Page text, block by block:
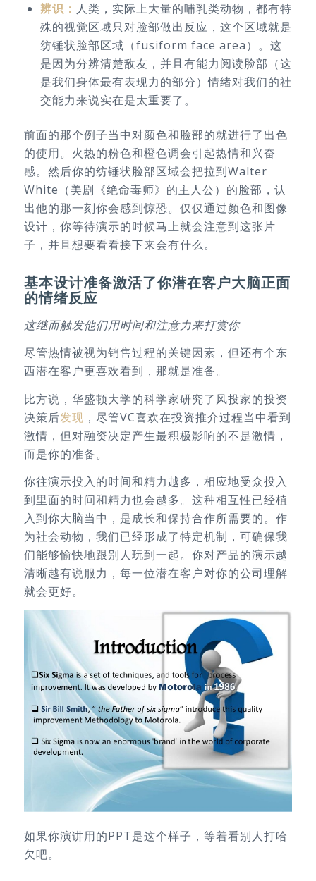
辨识： 人类，实际上大量的哺乳类动物，都有特
殊的视觉区域只对脸部做出反应，这个区域就是
纺锤状脸部区域（fusiform face area）。这
是因为分辨清楚敌友，并且有能力阅读脸部（这
是我们身体最有表现力的部分）情绪对我们的社
交能力来说实在是太重要了。
前面的那个例子当中对颜色和脸部的就进行了出色
的使用。火热的粉色和橙色调会引起热情和兴奋
感。然后你的纺锤状脸部区域会把拉到Walter
White（美剧《绝命毒师》的主人公）的脸部，认
出他的那一刻你会感到惊恐。仅仅通过颜色和图像
设计，你等待演示的时候马上就会注意到这张片
子，并且想要看看接下来会有什么。
基本设计准备激活了你潜在客户大脑正面
的情绪反应
这继而触发他们用时间和注意力来打赏你
尽管热情被视为销售过程的关键因素，但还有个东
西潜在客户更喜欢看到，那就是准备。
比方说，华盛顿大学的科学家研究了风投家的投资
决策后发现 ，尽管VC喜欢在投资推介过程当中看到
激情，但对融资决定产生最积极影响的不是激情，
而是你的准备。
你往演示投入的时间和精力越多，相应地受众投入
到里面的时间和精力也会越多。这种相互性已经植
入到你大脑当中，是成长和保持合作所需要的。作
为社会动物，我们已经形成了特定机制，可确保我
们能够愉快地跟别人玩到一起。你对产品的演示越
清晰越有说服力，每一位潜在客户对你的公司理解
就会更好。
如果你演讲用的PPT是这个样子，等着看别人打哈
欠吧。